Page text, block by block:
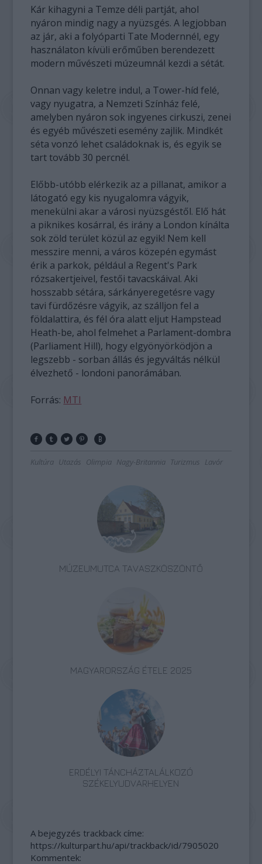
Kár kihagyni a Temze déli partját, ahol
nyáron mindig nagy a nyüzsgés. A legjobban
az jár, aki a folyóparti Tate Modernnél, egy
használaton kívüli erőműben berendezett
modern művészeti múzeumnál kezdi a sétát.
Onnan vagy keletre indul, a Tower-híd felé,
vagy nyugatra, a Nemzeti Színház felé,
amelyben nyáron sok ingyenes cirkuszi, zenei
és egyéb művészeti esemény zajlik. Mindkét
séta vonzó lehet családoknak is, és egyik se
tart tovább 30 percnél.
Előbb-utóbb elérkezik az a pillanat, amikor a
látogató egy kis nyugalomra vágyik,
menekülni akar a városi nyüzsgéstől. Elő hát
a piknikes kosárral, és irány a London kínálta
sok zöld terület közül az egyik! Nem kell
messzire menni, a város közepén egymást
érik a parkok, például a Regent's Park
rózsakertjeivel, festői tavacskáival. Aki
hosszabb sétára, sárkányeregetésre vagy
tavi fürdőzésre vágyik, az szálljon fel a
földalattira, és fél óra alatt eljut Hampstead
Heath-be, ahol felmehet a Parlament-dombra
(Parliament Hill), hogy elgyönyörködjön a
legszebb - sorban állás és jegyváltás nélkül
élvezhető - londoni panorámában.
Forrás: MTI
Kultúra Utazás Olimpia Nagy-Britannia Turizmus Lavór
MÚZEUMUTCA TAVASZKÖSZÖNTŐ
MAGYARORSZÁG ÉTELE 2025
ERDÉLYI TÁNCHÁZTALÁLKOZÓ
SZÉKELYUDVARHELYEN
A bejegyzés trackback címe:
https://kulturpart.hu/api/trackback/id/7905020
Kommentek: